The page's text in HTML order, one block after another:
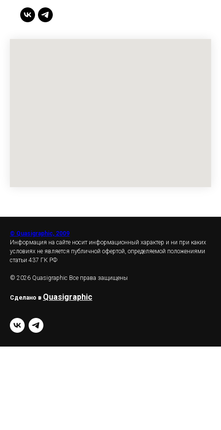
© Quasigraphic, 2009
Информация на сайте носит информационный характер и ни при каких
условиях не является публичной офертой, определяемой положениями
статьи 437 ГК РФ
© 2026 Quasigraphic Все права защищены
Сделано в Quasigraphic